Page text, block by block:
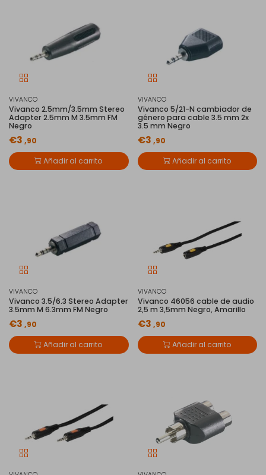
VIVANCO
Vivanco 2.5mm/3.5mm Stereo
Adapter 2.5mm M 3.5mm FM
Negro
€3 ,90
Añadir al carrito
VIVANCO
Vivanco 5/21-N cambiador de
género para cable 3.5 mm 2x
3.5 mm Negro
€3 ,90
Añadir al carrito
VIVANCO
Vivanco 3.5/6.3 Stereo Adapter
3.5mm M 6.3mm FM Negro
€3 ,90
Añadir al carrito
VIVANCO
Vivanco 46056 cable de audio
2,5 m 3,5mm Negro, Amarillo
€3 ,90
Añadir al carrito